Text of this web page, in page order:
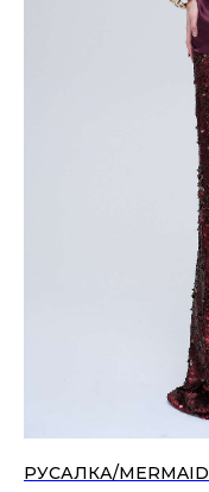
РУСАЛКА/MERMAID